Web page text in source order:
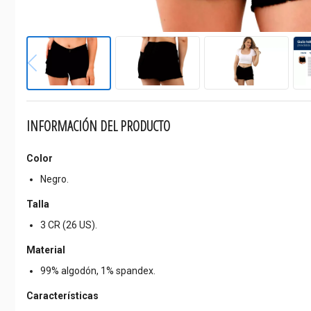
INFORMACIÓN DEL PRODUCTO
Color
Negro.
Talla
3 CR (26 US).
Material
99% algodón, 1% spandex.
Características